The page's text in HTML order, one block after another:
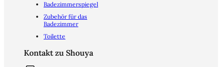
Badezimmerspiegel
Zubehör für das
Badezimmer
Toilette
Kontakt zu Shouya